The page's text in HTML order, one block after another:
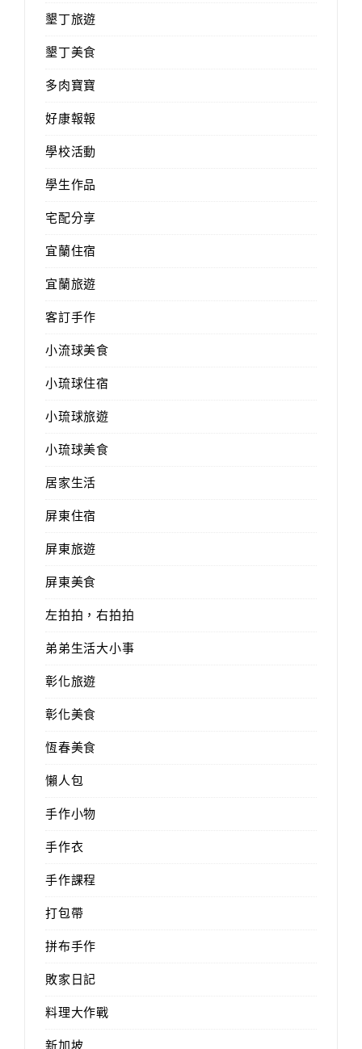
墾丁旅遊
墾丁美食
多肉寶寶
好康報報
學校活動
學生作品
宅配分享
宜蘭住宿
宜蘭旅遊
客訂手作
小流球美食
小琉球住宿
小琉球旅遊
小琉球美食
居家生活
屏東住宿
屏東旅遊
屏東美食
左拍拍，右拍拍
弟弟生活大小事
彰化旅遊
彰化美食
恆春美食
懶人包
手作小物
手作衣
手作課程
打包帶
拼布手作
敗家日記
料理大作戰
新加坡